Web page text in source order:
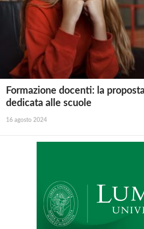
Formazione docenti: la
dedicata alle scuole
16 agosto 2024